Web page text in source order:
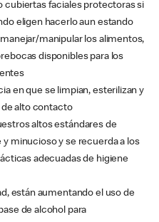
cubiertas faciales protectoras si
eligen hacerlo aun estando
manipular los alimentos,
disponibles para los
en que se limpian, esterilizan y
alto contacto
altos estándares de
minucioso y se recuerda a los
adecuadas de higiene
están aumentando el uso de
de alcohol para